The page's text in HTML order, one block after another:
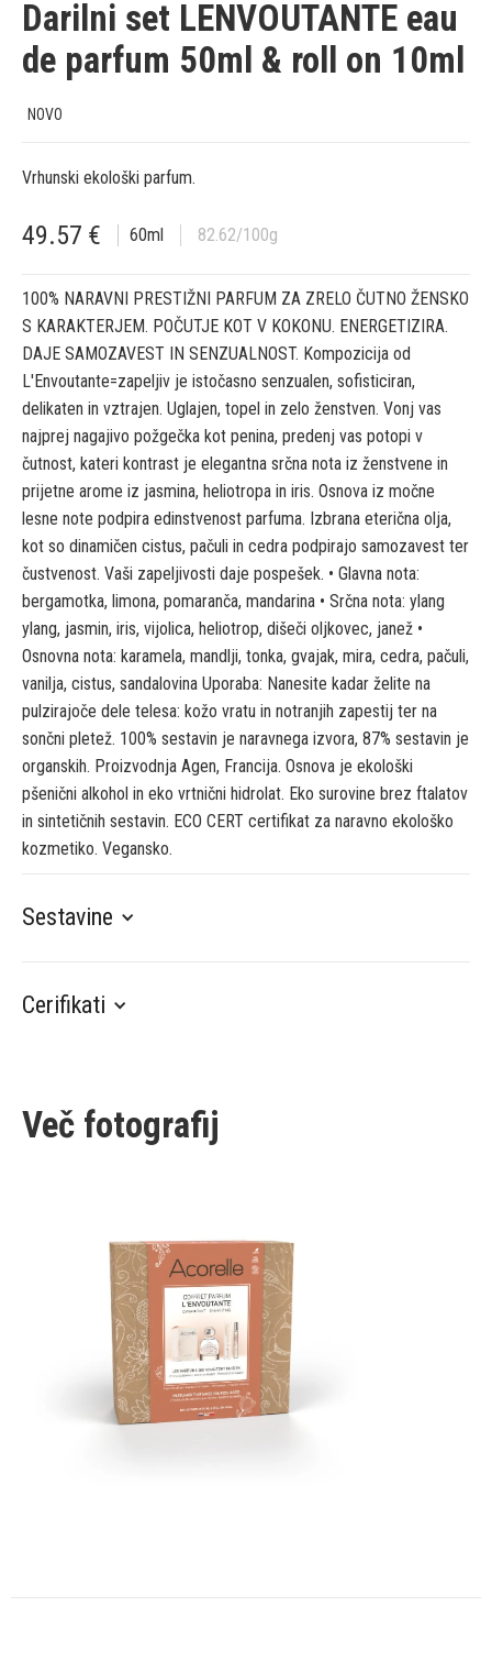
Darilni set LENVOUTANTE eau
de parfum 50ml & roll on 10ml
NOVO
Vrhunski ekološki parfum.
49.57 € 60ml 82.62/100g
100% NARAVNI PRESTIŽNI PARFUM ZA ZRELO ČUTNO ŽENSKO
S KARAKTERJEM. POČUTJE KOT V KOKONU. ENERGETIZIRA.
DAJE SAMOZAVEST IN SENZUALNOST. Kompozicija od
L'Envoutante=zapeljiv je istočasno senzualen, sofisticiran,
delikaten in vztrajen. Uglajen, topel in zelo ženstven. Vonj vas
najprej nagajivo požgečka kot penina, predenj vas potopi v
čutnost, kateri kontrast je elegantna srčna nota iz ženstvene in
prijetne arome iz jasmina, heliotropa in iris. Osnova iz močne
lesne note podpira edinstvenost parfuma. Izbrana eterična olja,
kot so dinamičen cistus, pačuli in cedra podpirajo samozavest ter
čustvenost. Vaši zapeljivosti daje pospešek. • Glavna nota:
bergamotka, limona, pomaranča, mandarina • Srčna nota: ylang
ylang, jasmin, iris, vijolica, heliotrop, dišeči oljkovec, janež •
Osnovna nota: karamela, mandlji, tonka, gvajak, mira, cedra, pačuli,
vanilja, cistus, sandalovina Uporaba: Nanesite kadar želite na
pulzirajoče dele telesa: kožo vratu in notranjih zapestij ter na
sončni pletež. 100% sestavin je naravnega izvora, 87% sestavin je
organskih. Proizvodnja Agen, Francija. Osnova je ekološki
pšenični alkohol in eko vrtnični hidrolat. Eko surovine brez ftalatov
in sintetičnih sestavin. ECO CERT certifikat za naravno ekološko
kozmetiko. Vegansko.
Sestavine
Cerifikati
Več fotografij